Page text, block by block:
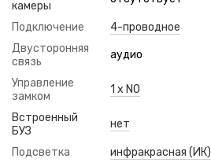
камеры
Подключение
4-проводное
Двусторонняя
связь
аудио
Управление
замком
1 x NO
Встроенный
БУЗ
нет
Подсветка
инфракрасная (ИК)